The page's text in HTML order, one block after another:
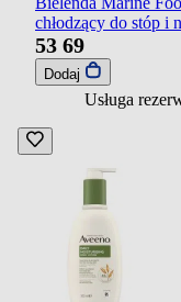
chłodzący do stóp i
53 69
Dodaj
Usługa